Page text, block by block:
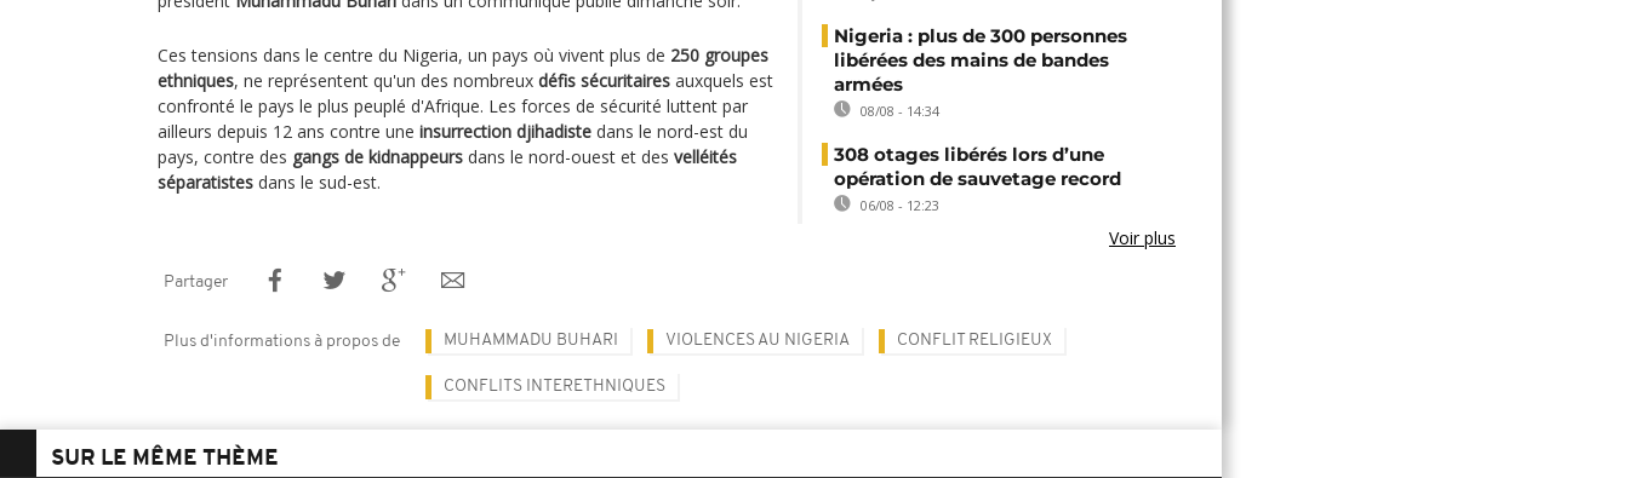
Ces tensions dans le centre du Nigeria, un pays où vivent plus de 250 groupes
ethniques, ne représentent qu'un des nombreux défis sécuritaires auxquels est
confronté le pays le plus peuplé d'Afrique. Les forces de sécurité luttent par
ailleurs depuis 12 ans contre une insurrection djihadiste dans le nord-est du
pays, contre des gangs de kidnappeurs dans le nord-ouest et des velléités
séparatistes dans le sud-est.
Nigeria : plus de 300 personnes
libérées des mains de bandes
armées
08/08 - 14:34
308 otages libérés lors d’une
opération de sauvetage record
06/08 - 12:23
Voir plus
Partager
Plus d'informations à propos de MUHAMMADU BUHARI VIOLENCES AU NIGERIA CONFLIT RELIGIEUX
CONFLITS INTERETHNIQUES
SUR LE MÊME THÈME